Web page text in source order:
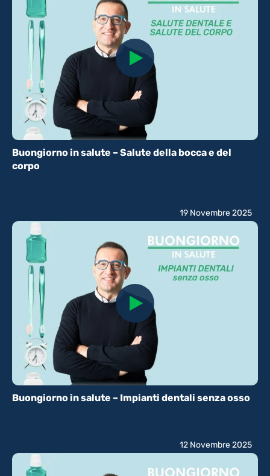
Buongiorno in salute – Salute della bocca e del
corpo
Buongiorno in salute – Impianti dentali senza osso
19 Novembre 2025
12 Novembre 2025